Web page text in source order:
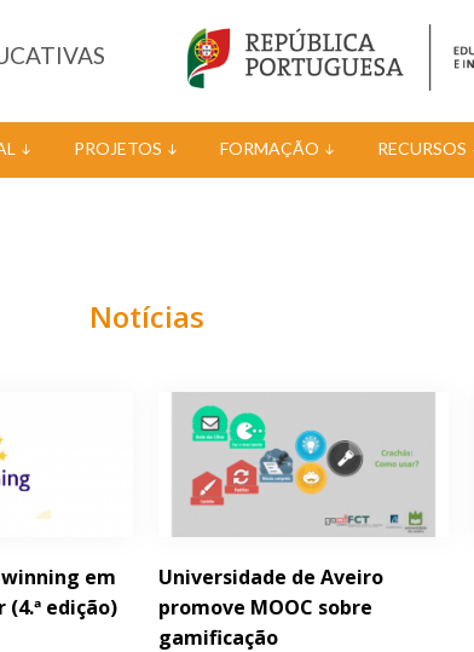
PROJETOS FORMAÇÃO RECURSOS
Notícias
em
edição)
Universidade de Aveiro
promove MOOC sobre
gamificação